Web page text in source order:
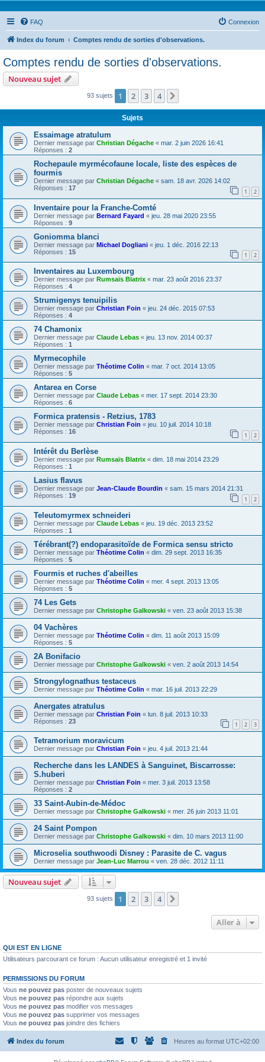
FAQ Connexion
Index du forum Comptes rendu de sorties d'observations.
Comptes rendu de sorties d'observations.
Nouveau sujet
93 sujets 1 2 3 4
Sujets
Essaimage atratulum
Dernier message par Christian Dégache « mar. 2 juin 2026 16:41
Réponses : 2
Rochepaule myrmécofaune locale, liste des espèces de
fourmis
Dernier message par Christian Dégache « sam. 18 avr. 2026 14:02
Réponses : 17 1 2
Inventaire pour la Franche-Comté
Dernier message par Bernard Fayard « jeu. 28 mai 2020 23:55
Réponses : 9
Goniomma blanci
Dernier message par Michael Dogliani « jeu. 1 déc. 2016 22:13
Réponses : 15 1 2
Inventaires au Luxembourg
Dernier message par Rumsaïs Blatrix « mar. 23 août 2016 23:37
Réponses : 4
Strumigenys tenuipilis
Dernier message par Christian Foin « jeu. 24 déc. 2015 07:53
Réponses : 4
74 Chamonix
Dernier message par Claude Lebas « jeu. 13 nov. 2014 00:37
Réponses : 1
Myrmecophile
Dernier message par Théotime Colin « mar. 7 oct. 2014 13:05
Réponses : 5
Antarea en Corse
Dernier message par Claude Lebas « mer. 17 sept. 2014 23:30
Réponses : 6
Formica pratensis - Retzius, 1783
Dernier message par Christian Foin « jeu. 10 juil. 2014 10:18
Réponses : 16 1 2
Intérêt du Berlèse
Dernier message par Rumsaïs Blatrix « dim. 18 mai 2014 23:29
Réponses : 1
Lasius flavus
Dernier message par Jean-Claude Bourdin « sam. 15 mars 2014 21:31
Réponses : 19 1 2
Teleutomyrmex schneideri
Dernier message par Claude Lebas « jeu. 19 déc. 2013 23:52
Réponses : 1
Térébrant(?) endoparasitoïde de Formica sensu stricto
Dernier message par Théotime Colin « dim. 29 sept. 2013 16:35
Réponses : 5
Fourmis et ruches d'abeilles
Dernier message par Théotime Colin « mer. 4 sept. 2013 13:05
Réponses : 5
74 Les Gets
Dernier message par Christophe Galkowski « ven. 23 août 2013 15:38
04 Vachères
Dernier message par Théotime Colin « dim. 11 août 2013 15:09
Réponses : 5
2A Bonifacio
Dernier message par Christophe Galkowski « ven. 2 août 2013 14:54
Strongylognathus testaceus
Dernier message par Théotime Colin « mar. 16 juil. 2013 22:29
Anergates atratulus
Dernier message par Christian Foin « lun. 8 juil. 2013 10:33
Réponses : 23 1 2 3
Tetramorium moravicum
Dernier message par Christian Foin « jeu. 4 juil. 2013 21:44
Recherche dans les LANDES à Sanguinet, Biscarrosse:
S.huberi
Dernier message par Christian Foin « mer. 3 juil. 2013 13:58
Réponses : 2
33 Saint-Aubin-de-Médoc
Dernier message par Christophe Galkowski « mer. 26 juin 2013 11:01
24 Saint Pompon
Dernier message par Christophe Galkowski « dim. 10 mars 2013 11:00
Microselia southwoodi Disney : Parasite de C. vagus
Dernier message par Jean-Luc Marrou « ven. 28 déc. 2012 11:11
Nouveau sujet
93 sujets 1 2 3 4
Aller à
QUI EST EN LIGNE
Utilisateurs parcourant ce forum : Aucun utilisateur enregistré et 1 invité
PERMISSIONS DU FORUM
Vous ne pouvez pas poster de nouveaux sujets
Vous ne pouvez pas répondre aux sujets
Vous ne pouvez pas modifier vos messages
Vous ne pouvez pas supprimer vos messages
Vous ne pouvez pas joindre des fichiers
Index du forum Heures au format UTC+02:00